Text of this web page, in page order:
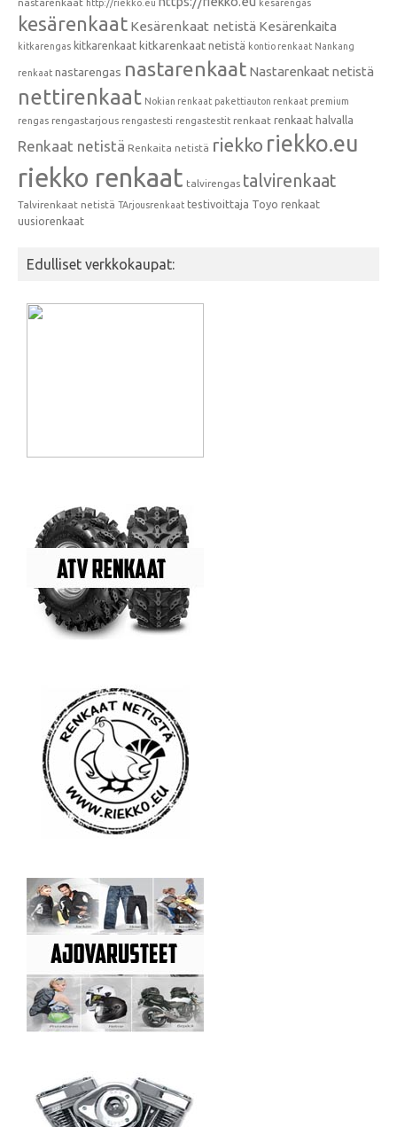
http://riekko.eu kesärengas
kesärenkaat Kesärenkaat netistä Kesärenkaita
kitkarengas kitkarenkaat kitkarenkaat netistä kontio renkaat Nankang
renkaat nastarengas nastarenkaat Nastarenkaat netistä
nettirenkaat Nokian renkaat pakettiauton renkaat premium
rengas rengastarjous rengastesti rengastestit renkaat renkaat halvalla
Renkaat netistä Renkaita netistä riekko riekko.eu
riekko renkaat talvirengas talvirenkaat
Talvirenkaat netistä TArjousrenkaat testivoittaja Toyo renkaat
uusiorenkaat
Edulliset verkkokaupat: